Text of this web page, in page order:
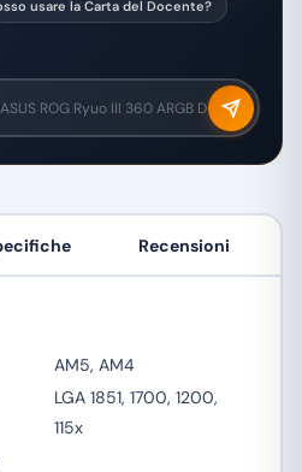
usare la Carta del Docente?
Recensioni
AM5, AM4
LGA 1851, 1700, 1200,
115x